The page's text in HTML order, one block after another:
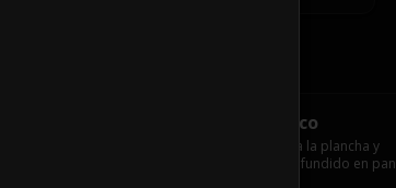
Churrasco Luco
Churrasco de res a la plancha y
queso mantecoso fundido en pan